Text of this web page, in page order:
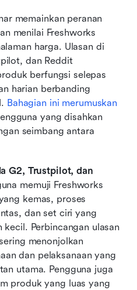
memainkan peranan
menilai Freshworks
harga. Ulasan di
dan Reddit
berfungsi selepas
harian berbanding
Bahagian ini merumuskan
yang disahkan
seimbang antara
G2, Trustpilot, dan
memuji Freshworks
kemas, proses
dan set ciri yang
kecil. Perbincangan ulasan
menonjolkan
dan pelaksanaan yang
utama. Pengguna juga
produk yang luas yang